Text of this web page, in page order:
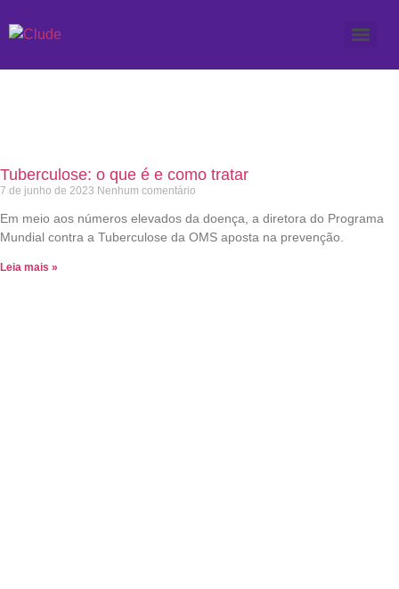
Tuberculose: o que é e como tratar
7 de junho de 2023 Nenhum comentário
Em meio aos números elevados da doença, a diretora do Programa
Mundial contra a Tuberculose da OMS aposta na prevenção.
Leia mais »